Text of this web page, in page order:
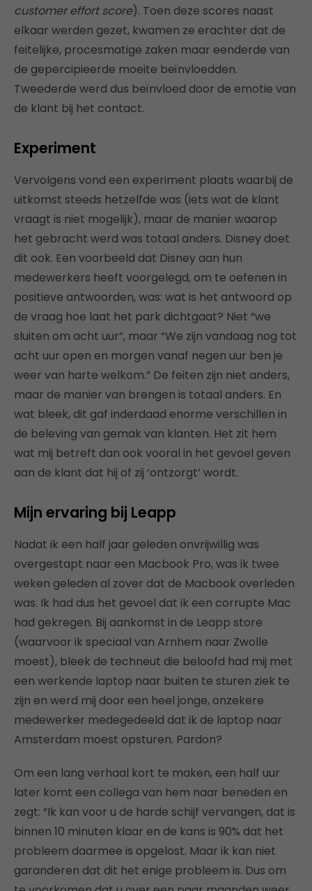
customer effort score). Toen deze scores naast
elkaar werden gezet, kwamen ze erachter dat de
feitelijke, procesmatige zaken maar eenderde van
de gepercipieerde moeite beïnvloedden.
Tweederde werd dus beïnvloed door de emotie van
de klant bij het contact.
Experiment
Vervolgens vond een experiment plaats waarbij de
uitkomst steeds hetzelfde was (iets wat de klant
vraagt is niet mogelijk), maar de manier waarop
het gebracht werd was totaal anders. Disney doet
dit ook. Een voorbeeld dat Disney aan hun
medewerkers heeft voorgelegd, om te oefenen in
positieve antwoorden, was: wat is het antwoord op
de vraag hoe laat het park dichtgaat? Niet “we
sluiten om acht uur”, maar “We zijn vandaag nog tot
acht uur open en morgen vanaf negen uur ben je
weer van harte welkom.” De feiten zijn niet anders,
maar de manier van brengen is totaal anders. En
wat bleek, dit gaf inderdaad enorme verschillen in
de beleving van gemak van klanten. Het zit hem
wat mij betreft dan ook vooral in het gevoel geven
aan de klant dat hij of zij ‘ontzorgt’ wordt.
Mijn ervaring bij Leapp
Nadat ik een half jaar geleden onvrijwillig was
overgestapt naar een Macbook Pro, was ik twee
weken geleden al zover dat de Macbook overleden
was. Ik had dus het gevoel dat ik een corrupte Mac
had gekregen. Bij aankomst in de Leapp store
(waarvoor ik speciaal van Arnhem naar Zwolle
moest), bleek de techneut die beloofd had mij met
een werkende laptop naar buiten te sturen ziek te
zijn en werd mij door een heel jonge, onzekere
medewerker medegedeeld dat ik de laptop naar
Amsterdam moest opsturen. Pardon?
Om een lang verhaal kort te maken, een half uur
later komt een collega van hem naar beneden en
zegt: “Ik kan voor u de harde schijf vervangen, dat is
binnen 10 minuten klaar en de kans is 90% dat het
probleem daarmee is opgelost. Maar ik kan niet
garanderen dat dit het enige probleem is. Dus om